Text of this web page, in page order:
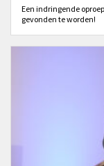
Een indringende
gevonden te worden!